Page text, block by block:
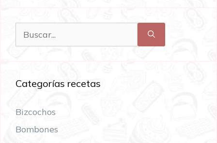
Categorías recetas
Bizcochos
Bombones